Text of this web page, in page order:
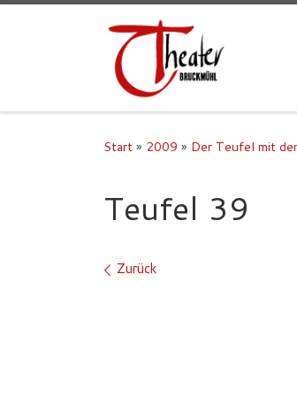
Start» 2009 » Der Teufel mit
Teufel 39
Bilder
Zurück